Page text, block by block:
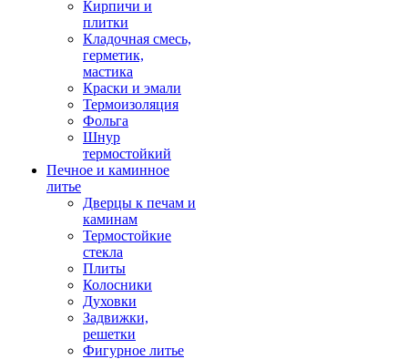
Кирпичи и
плитки
Кладочная смесь,
герметик,
мастика
Краски и эмали
Термоизоляция
Фольга
Шнур
термостойкий
Печное и каминное
литье
Дверцы к печам и
каминам
Термостойкие
стекла
Плиты
Колосники
Духовки
Задвижки,
решетки
Фигурное литье